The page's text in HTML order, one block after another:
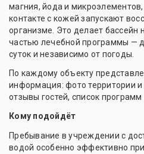
магния, йода и
контакте с кожей запускают
организме. Это делает бассейн
частью лечебной программы —
суток и независимо от погоды.
По каждому объекту
информация: фото территории
отзывы гостей, список
Кому подойдёт
Пребывание в учреждении с
водой особенно эффективно